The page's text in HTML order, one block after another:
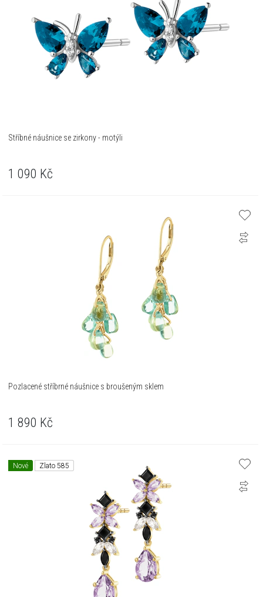
Stříbné náušnice se zirkony - motýli
1 090 Kč
Pozlacené stříbrné náušnice s broušeným sklem
1 890 Kč
Nové Zlato 585